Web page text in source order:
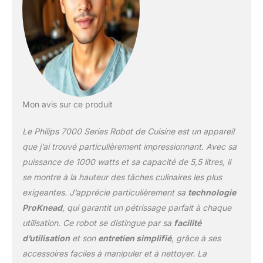
racle les bords du bol de
5,5 litres, mélangeant
ainsi parfaitement vos
ingrédients Matériaux de
qualité supérieure : Sa
base métallique robuste
difficiles Minuteur
intelligent et 8 vitesses :
Réglez la vitesse et le
minuteur, le Robot de
Cuisine Philips fera tout
le travail pour vous grâce
à son puissant moteur
de 1000 watts
Mon avis sur ce produit
Le Philips 7000 Series Robot de Cuisine est un appareil
que j’ai trouvé particulièrement impressionnant. Avec sa
puissance de 1000 watts et sa capacité de 5,5 litres, il
se montre à la hauteur des tâches culinaires les plus
exigeantes. J’apprécie particulièrement sa technologie
ProKnead, qui garantit un pétrissage parfait à chaque
utilisation. Ce robot se distingue par sa facilité
d’utilisationet son entretien simplifié, grâce à ses
accessoires faciles à manipuler et à nettoyer. La